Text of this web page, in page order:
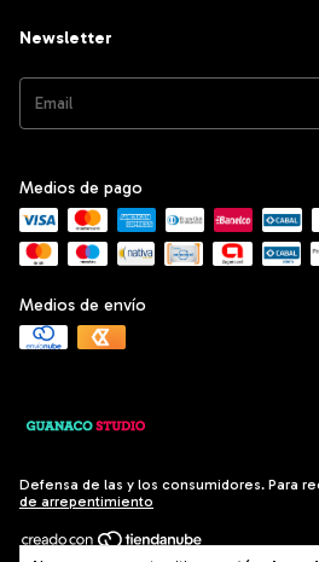
Newsletter
Medios de pago
Medios de envío
Defensa de las y los consumidores. Para
de arrepentimiento